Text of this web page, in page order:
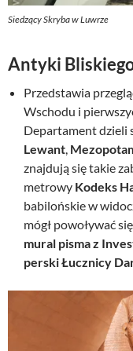
Siedzący Skryba w Luwrze
Antyki
Przedstawia
Wschodu i
Departament dzieli
Lewant,
znajdują się takie
metrowy Kodeks
babilońskie w
mógł powoływać
mural pisma z
perski Łucznicy